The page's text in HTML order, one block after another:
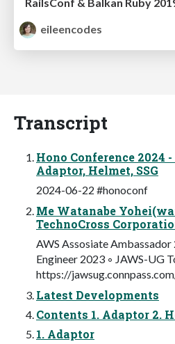
eileencodes
Transcript
Hono Conference 2024
Adaptor, Helmet, SSG
2024-06-22 #honoconf
Me Watanabe
TechnoCross
AWS Assosiate Ambassador
Engineer 2023 ◦ JAWS-UG
https://
Latest Developments
Contents 1. Adaptor 2.
1. Adaptor